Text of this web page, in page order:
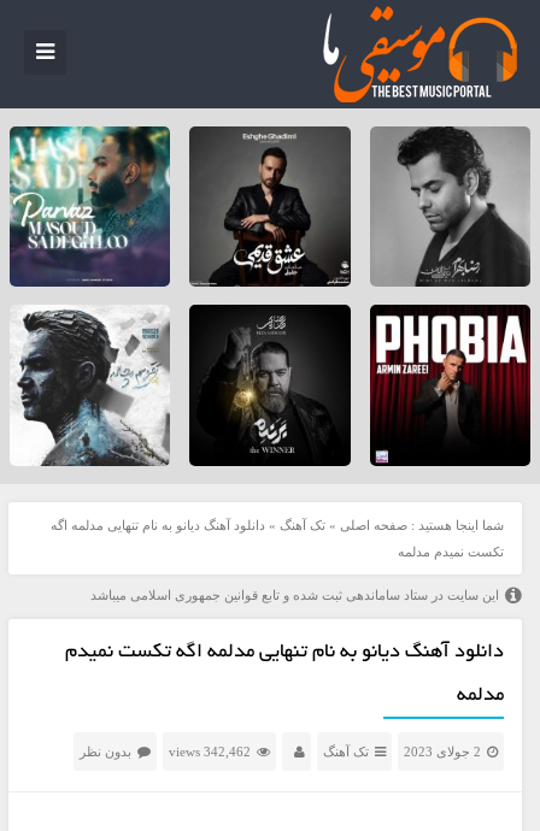
شما اینجا هستید : صفحه اصلی » تک آهنگ » دانلود آهنگ دیانو به نام تنهایی مدلمه اگه
تکست نمیدم مدلمه
این سایت در ستاد ساماندهی ثبت شده و تابع قوانین جمهوری اسلامی میباشد
دانلود آهنگ دیانو به نام تنهایی مدلمه اگه تکست نمیدم
مدلمه
2 جولای 2023 تک آهنگ 342,462 views بدون نظر